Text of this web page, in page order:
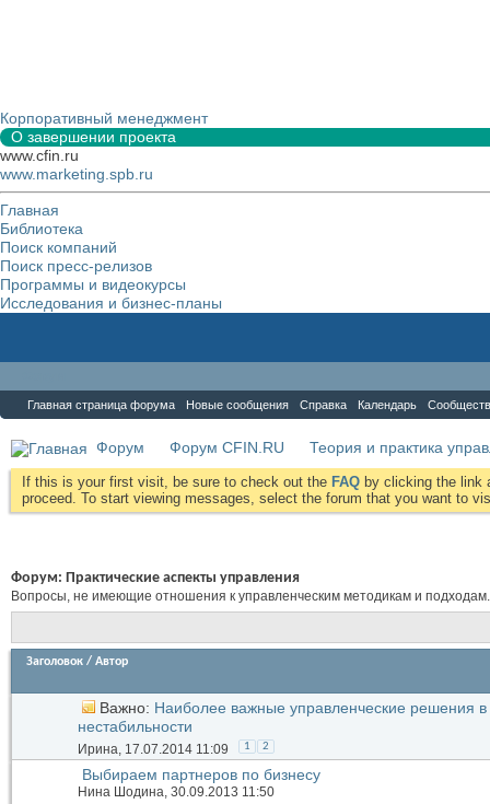
Корпоративный менеджмент
О завершении проекта
www.cfin.ru
www.marketing.spb.ru
Главная
Библиотека
Поиск компаний
Поиск пресс-релизов
Программы и видеокурсы
Исследования и бизнес-планы
Главная страница форума Новые сообщения Справка Календарь
Форум Форум CFIN.RU Теория и практика
If this is your first visit, be sure to check out the FAQ by clicking the link
proceed. To start viewing messages, select the forum that you want to
Форум: Практические аспекты управления
Вопросы, не имеющие отношения к управленческим методикам и подходам.
Заголовок / Автор
Важно: Наиболее важные управленческие решения
нестабильности
Иринa, 17.07.2014 11:09 1 2
Выбираем партнеров по бизнесу
Нина Шодина, 30.09.2013 11:50